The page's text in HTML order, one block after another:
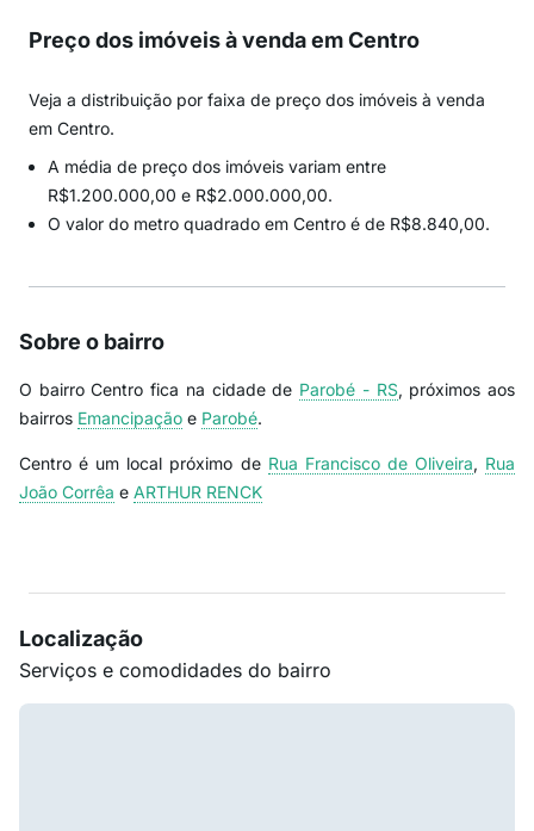
Preço dos imóveis à venda em Centro
Veja a distribuição por faixa de preço dos imóveis à venda
em Centro.
A média de preço dos imóveis variam entre
R$1.200.000,00 e R$2.000.000,00.
O valor do metro quadrado em Centro é de R$8.840,00.
Sobre o bairro
O bairro Centro fica na cidade de Parobé - RS, próximos aos
bairros Emancipação e Parobé.
Centro é um local próximo de Rua Francisco de Oliveira, Rua
João Corrêa e ARTHUR RENCK
Localização
Serviços e comodidades do bairro